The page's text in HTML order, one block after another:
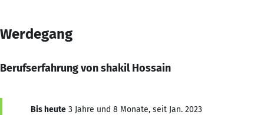
Werdegang
Berufserfahrung von shakil Hossain
Bis heute 3 Jahre und 8 Monate, seit Jan. 2023